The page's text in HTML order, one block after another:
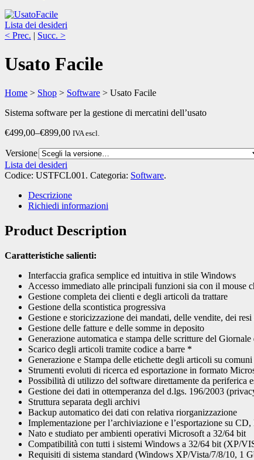
Lista dei desideri
< Prec. | Succ. >
Usato Facile
Home > Shop > Software > Usato Facile
Sistema software per la gestione di mercatini dell’usato
€499,00–€899,00 IVA escl.
Versione
Lista dei desideri
Codice: USTFCL001 . Categoria: Software.
Descrizione
Richiedi informazioni
Product Description
Caratteristiche salienti:
Interfaccia grafica semplice ed intuitiva in stile Windows
Accesso immediato alle principali funzioni sia con il mouse
Gestione completa dei clienti e degli articoli da trattare
Gestione della scontistica progressiva
Gestione e storicizzazione dei mandati, delle vendite, dei
Gestione delle fatture e delle somme in deposito
Generazione automatica e stampa delle scritture del
Scarico degli articoli tramite codice a barre *
Generazione e Stampa delle etichette degli articoli su comuni
Strumenti evoluti di ricerca ed esportazione in formato
Possibilità di utilizzo del software direttamente da
Gestione dei dati in ottemperanza del d.lgs. 196/2003
Struttura separata degli archivi
Backup automatico dei dati con relativa riorganizzazione
Implementazione per l’archiviazione e l’esportazione su
Nato e studiato per ambienti operativi Microsoft a 32/64 bit
Compatibilità con tutti i sistemi Windows a 32/64 bit (XP/
Requisiti di sistema standard (Windows XP/Vista/7/8/10, 1